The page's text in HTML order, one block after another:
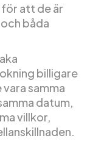
att de är
båda
billigare
samma
datum,
villkor,